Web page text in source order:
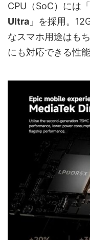
CPU（SoC）には「
Ultra 」を採用。
なスマホ用途はも
にも対応できる性